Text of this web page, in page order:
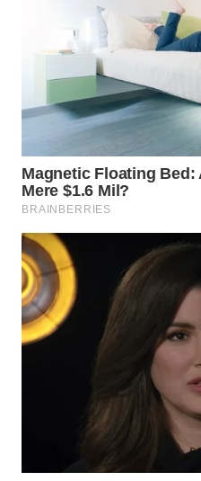
WN
WN
NATUNA
WN
BINTAN
WN
MANDALIKA
WN
LIKUPANG